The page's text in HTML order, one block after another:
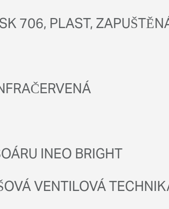
706, PLAST,
INEO BRIGHT
VENTILOVÁ